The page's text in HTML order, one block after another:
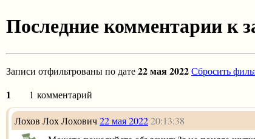
Последние комментарии к
Записи отфильтрованы по дате22 мая 2022Сбросить
1 1 комментарий
Лохов Лох Лохович22 мая 202220:13:38